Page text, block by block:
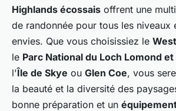
Highlands écossais offrent une
de randonnée pour tous les niveaux
envies. Que vous choisissiez le
le Parc National du Loch Lomond
l'Île de Skye ou Glen Coe, vous
la beauté et la diversité des
bonne préparation et un